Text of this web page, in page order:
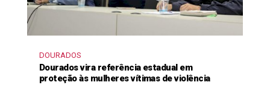
DOURADOS
Dourados vira referência estadual em
proteção às mulheres vítimas de violência